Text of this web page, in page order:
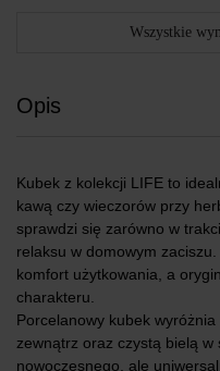
Wszystkie
Opis
Kubek z kolekcji LIFE to
kawą czy wieczorów przy
sprawdzi się zarówno w
relaksu w domowym
komfort użytkowania, a
charakteru.
Porcelanowy kubek
zewnątrz oraz czystą bielą
nowoczesnego, ale